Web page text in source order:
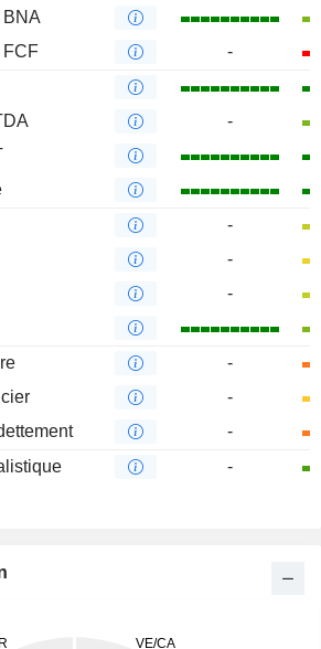
FCF
-
-
-
-
-
-
-
-
-